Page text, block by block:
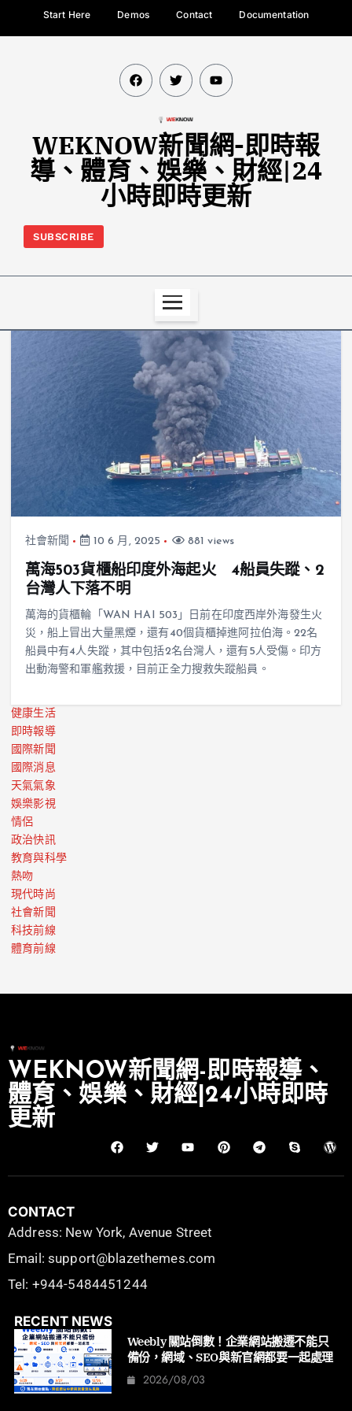
Start Here Demos Contact Documentation
WEKNOW新聞網-即時報
導、體育、娛樂、財經|24
小時即時更新
SUBSCRIBE
社會新聞 10 6 月, 2025 881 views
萬海503貨櫃船印度外海起火 4船員失蹤、2
台灣人下落不明
萬海的貨櫃輪「WAN HAI 503」日前在印度西岸外海發生火
災，船上冒出大量黑煙，還有40個貨櫃掉進阿拉伯海。22名
船員中有4人失蹤，其中包括2名台灣人，還有5人受傷。印方
出動海警和軍艦救援，目前正全力搜救失蹤船員。
健康生活
即時報導
國際新聞
國際消息
天氣氣象
娛樂影視
情侶
政治快訊
教育與科學
熱吻
現代時尚
社會新聞
科技前線
體育前線
WEKNOW新聞網-即時報導、
體育、娛樂、財經|24小時即時
更新
CONTACT
Address: New York, Avenue Street
Email: support@blazethemes.com
Tel: +944-5484451244
RECENT NEWS
Weebly 關站倒數！企業網站搬遷不能只
備份，網域、SEO與新官網都要一起處理
2026/08/03